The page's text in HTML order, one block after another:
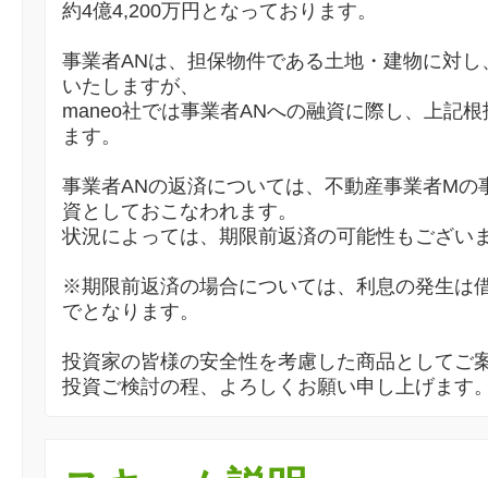
約4億4,200万円となっております。
事業者ANは、担保物件である土地・建物に対
いたしますが、
maneo社では事業者ANへの融資に際し、上記
ます。
事業者ANの返済については、不動産事業者Mの
資としておこなわれます。
状況によっては、期限前返済の可能性もござい
※期限前返済の場合については、利息の発生は
でとなります。
投資家の皆様の安全性を考慮した商品としてご
投資ご検討の程、よろしくお願い申し上げます